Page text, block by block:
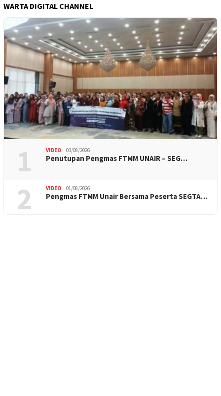
WARTA DIGITAL CHANNEL
1 VIDEO 03/08/2026
Penutupan Pengmas FTMM UNAIR – SEG…
2 VIDEO 01/08/2026
Pengmas FTMM Unair Bersama Peserta SEGTA…